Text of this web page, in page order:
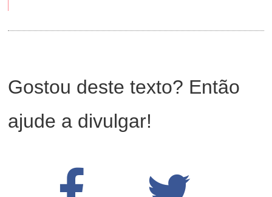
Gostou deste texto? Então
ajude a divulgar!